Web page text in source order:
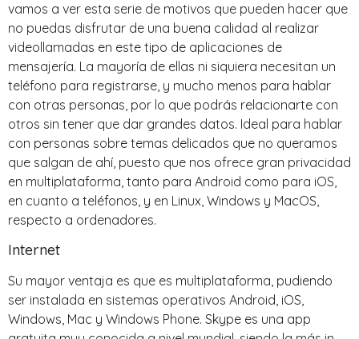
vamos a ver esta serie de motivos que pueden hacer que
no puedas disfrutar de una buena calidad al realizar
videollamadas en este tipo de aplicaciones de
mensajería. La mayoría de ellas ni siquiera necesitan un
teléfono para registrarse, y mucho menos para hablar
con otras personas, por lo que podrás relacionarte con
otros sin tener que dar grandes datos. Ideal para hablar
con personas sobre temas delicados que no queramos
que salgan de ahí, puesto que nos ofrece gran privacidad
en multiplataforma, tanto para Android como para iOS,
en cuanto a teléfonos, y en Linux, Windows y MacOS,
respecto a ordenadores.
Internet
Su mayor ventaja es que es multiplataforma, pudiendo
ser instalada en sistemas operativos Android, iOS,
Windows, Mac y Windows Phone. Skype es una app